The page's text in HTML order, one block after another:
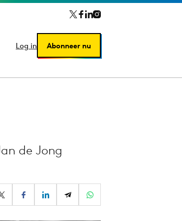
Log in Abonneer nu
Log in Abonneer nu
de Jong